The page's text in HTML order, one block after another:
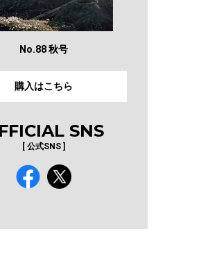
No.88 秋号
購入はこちら
SNS
[ 公式SNS ]